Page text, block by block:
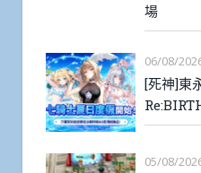
場
06/08/
[死神]東
05/08/